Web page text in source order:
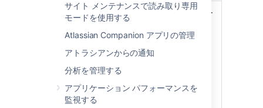
サイト メンテナンスで読み取り専用
モードを使用する
Atlassian Companion アプリの管理
アトラシアンからの通知
分析を管理する
アプリケーション パフォーマンスを
監視する
LDAP 認
証を使用
した内部
ディレク
LDAPディレクトリ内のユーザー
の名前を変更すると、
Confluenceは名前を変更したユ
ーザーを検出します。
注：「ログインユーザーのコピ
ー」が有効になっている必要が
あります。詳細は
ログインユーザーのコピー